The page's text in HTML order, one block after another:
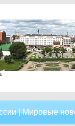
|Мировые